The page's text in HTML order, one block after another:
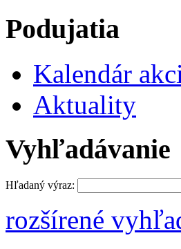
Podujatia
Kalendár
Aktuality
Vyhľadávanie
Hľadaný výraz:
rozšírené